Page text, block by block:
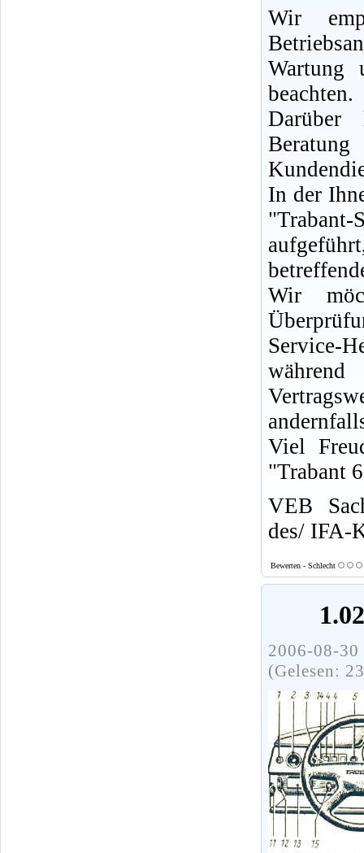
Wir
Wartung
beachten.
Darüber
In der
Wir
Service-
Viel
"Trabant
VEB
des/ IFA-
Bewerten - Schlecht
2006-08-
(Gelesen: